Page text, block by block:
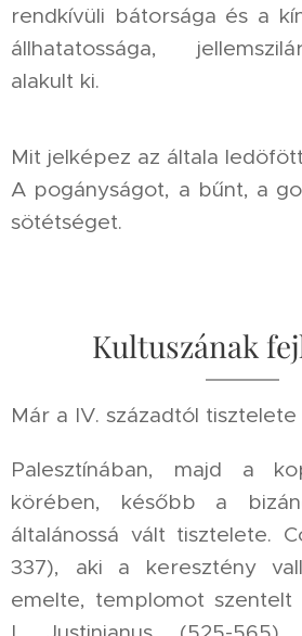
rendkívüli bátorsága és a
állhatatossága,
alakult ki.
Mit jelképez az általa
A pogányságot, a bűnt, a
sötétséget.
Kultuszának
Már a IV. századtól
Palesztínában, majd a
körében, később a
általánossá vált tisztelete.
337), aki a keresztény
emelte, templomot szentelt